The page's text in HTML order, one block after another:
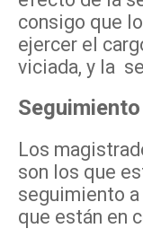
consigo que
ejercer el
viciada, y la
Los
son los que
seguimiento
que están en